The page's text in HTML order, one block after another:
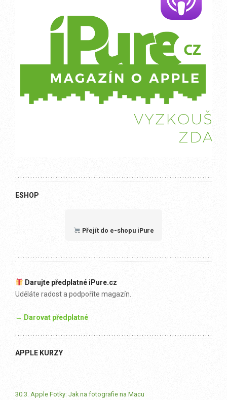
ESHOP
Přejít do e-shopu iPure
Darujte předplatné iPure.cz
Uděláte radost a podpoříte magazín.
→ Darovat předplatné
APPLE KURZY
30.3. Apple Fotky: Jak na fotografie na Macu